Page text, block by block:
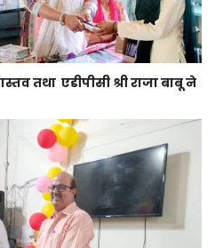
तथा एडीपीसी श्री राजा बाबू ने